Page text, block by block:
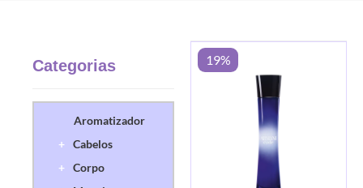
Categorias
Aromatizador
+
Cabelos
+
Corpo
19%
Desodorante Roll-on Mahogany
For Men 85ml
+ ADICIONAR